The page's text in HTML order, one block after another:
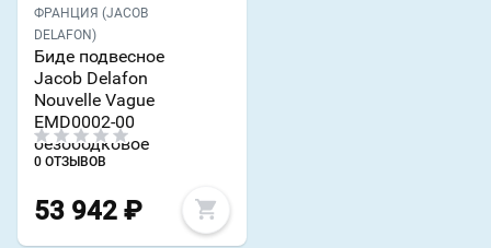
ФРАНЦИЯ (JACOB
DELAFON)
Биде подвесное
Jacob Delafon
Nouvelle Vague
EMD0002-00
безободковое
0 ОТЗЫВОВ
53 942 ₽